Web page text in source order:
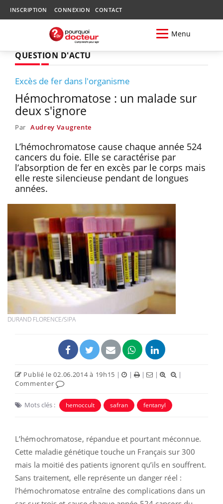
INSCRIPTION CONNEXION CONTACT
Menu
QUESTION D'ACTU
Excès de fer dans l'organisme
Hémochromatose : un malade sur
deux s'ignore
Par Audrey Vaugrente
L’hémochromatose cause chaque année 524
cancers du foie. Elle se caractérise par
l’absorption de fer en excès par le corps mais
elle reste silencieuse pendant de longues
années.
DURAND FLORENCE/SIPA
Publié le 02.06.2014 à 19h15 | | | |
|
Commenter
Mots clés : hemoccult safran fentanyl
L’hémochromatose, répandue et pourtant méconnue.
Cette maladie génétique touche un Français sur 300
mais la moitié des patients ignorent qu’ils en souffrent.
Sans traitement, elle représente un danger réel :
l’hémochromatose entraîne des complications dans un